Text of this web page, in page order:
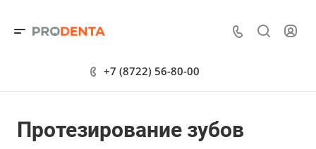
+7 (8722) 56-80-00
Протезирование зубов